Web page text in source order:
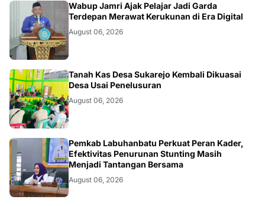
Wabup Jamri Ajak Pelajar Jadi Garda
Terdepan Merawat Kerukunan di Era Digital
August 06, 2026
BANGKO
Tanah Kas Desa Sukarejo Kembali Dikuasai
Desa Usai Penelusuran
August 06, 2026
BERITA
Pemkab Labuhanbatu Perkuat Peran Kader,
Efektivitas Penurunan Stunting Masih
Menjadi Tantangan Bersama
August 06, 2026